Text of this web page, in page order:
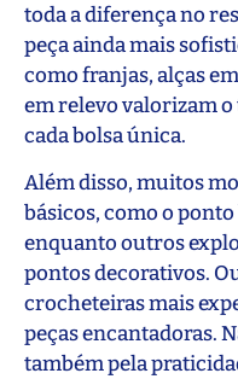
toda a diferença no
peça ainda mais
como franjas, alças
em relevo valorizam
cada bolsa única.
Além disso, muitos
básicos, como o
enquanto outros
pontos decorativos.
crocheteiras mais
peças encantadoras.
também pela